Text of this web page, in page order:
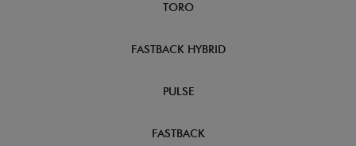
TORO
FASTBACK HYBRID
PULSE
FASTBACK